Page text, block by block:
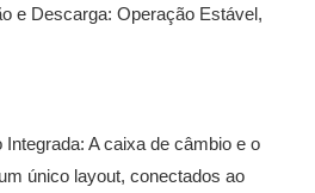
e Descarga: Operação Estável,
A caixa de câmbio e o
único layout, conectados ao